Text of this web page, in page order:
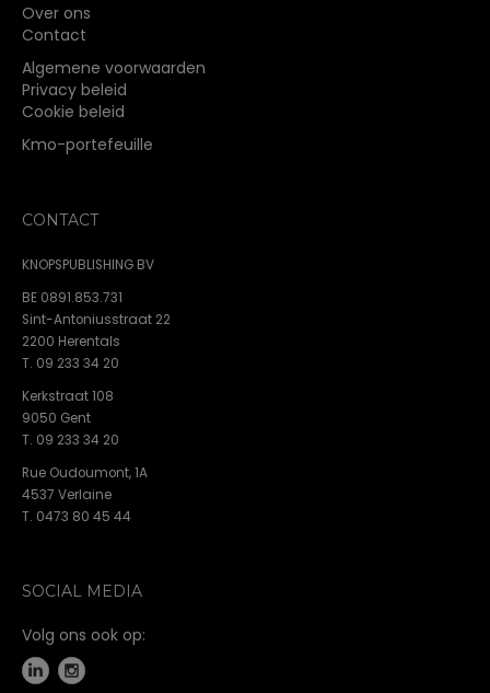
Over ons
Contact
Algemene voorwaarden
Privacy beleid
Cookie beleid
Kmo-portefeuille
CONTACT
KNOPSPUBLISHING BV
BE 0891.853.731
Sint-Antoniusstraat 22
2200 Herentals
T. 09 233 34 20
Kerkstraat 108
9050 Gent
T. 09 233 34 20
Rue Oudoumont, 1A
4537 Verlaine
T. 0473 80 45 44
SOCIAL MEDIA
Volg ons ook op: